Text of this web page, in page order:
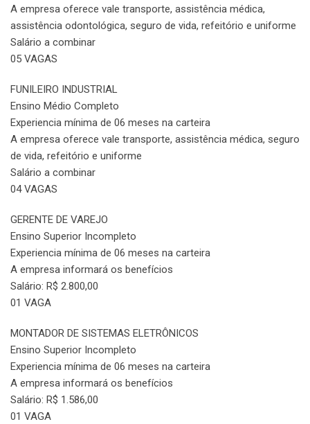
A empresa oferece vale transporte, assistência médica,
assistência odontológica, seguro de vida, refeitório e uniforme
Salário a combinar
05 VAGAS
FUNILEIRO INDUSTRIAL
Ensino Médio Completo
Experiencia mínima de 06 meses na carteira
A empresa oferece vale transporte, assistência médica, seguro
de vida, refeitório e uniforme
Salário a combinar
04 VAGAS
GERENTE DE VAREJO
Ensino Superior Incompleto
Experiencia mínima de 06 meses na carteira
A empresa informará os benefícios
Salário: R$ 2.800,00
01 VAGA
MONTADOR DE SISTEMAS ELETRÔNICOS
Ensino Superior Incompleto
Experiencia mínima de 06 meses na carteira
A empresa informará os benefícios
Salário: R$ 1.586,00
01 VAGA